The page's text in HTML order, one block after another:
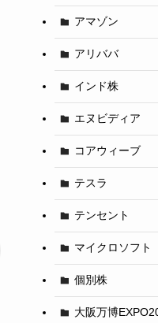
アマゾン
アリババ
インド株
エヌビディア
コアウィーブ
テスラ
テンセント
マイクロソフト
個別株
大阪万博